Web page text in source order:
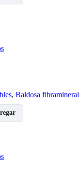
, Baldosa fibramineral